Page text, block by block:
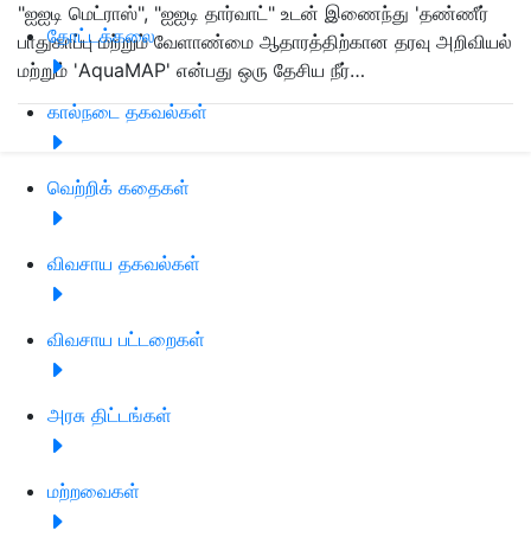
தோட்டக்கலை
கால்நடை தகவல்கள்
வெற்றிக் கதைகள்
விவசாய தகவல்கள்
விவசாய பட்டறைகள்
அரசு திட்டங்கள்
மற்றவைகள்
"ஐஐடி மெட்ராஸ்", "ஐஐடி தார்வாட்" உடன் இணைந்து 'தண்ணீர்
பாதுகாப்பு மற்றும் வேளாண்மை ஆதாரத்திற்கான தரவு அறிவியல்
மற்றும் 'AquaMAP' என்பது ஒரு தேசிய நீர்…